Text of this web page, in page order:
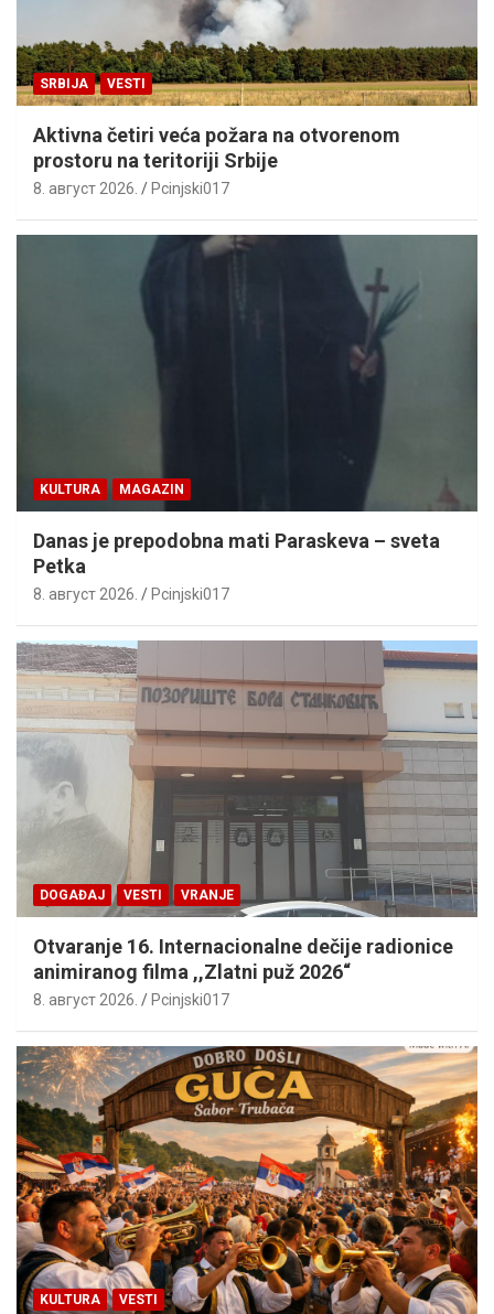
SRBIJA VESTI
Aktivna četiri veća požara na otvorenom
prostoru na teritoriji Srbije
8. август 2026. Pcinjski017
KULTURA MAGAZIN
Danas je prepodobna mati Paraskeva – sveta
Petka
8. август 2026. Pcinjski017
DOGAĐAJ VESTI VRANJE
Otvaranje 16. Internacionalne dečije radionice
animiranog filma ,,Zlatni puž 2026“
8. август 2026. Pcinjski017
KULTURA VESTI